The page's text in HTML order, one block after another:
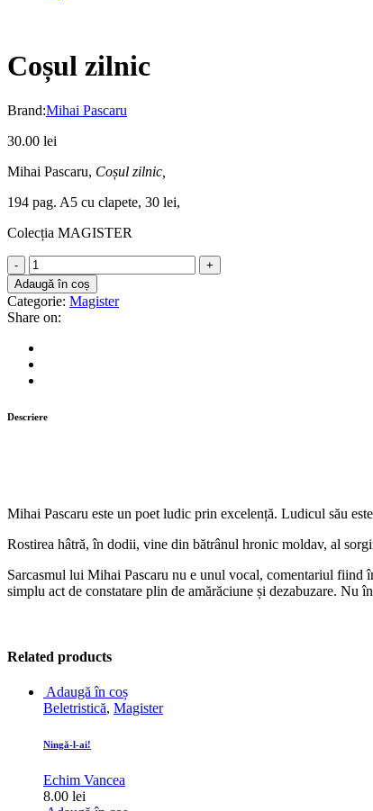
Coșul zilnic
Brand:Mihai Pascaru
30.00 lei
Mihai Pascaru, Coșul zilnic,
194 pag. A5 cu clapete, 30 lei,
Colecția MAGISTER
Coșul
zilnic
quantity
Adaugă în coș
Categorie: Magister
Share on:
Descriere
Mihai Pascaru este un poet ludic prin excelență. Ludicul său
Rostirea hâtră, în dodii, vine din bătrânul hronic moldav, al
Sarcasmul lui Mihai Pascaru nu e unul vocal, comentariul fiind
simplu act de constatare plin de amărăciune și dezabuzare. Nu
Related products
Adaugă în coș
Beletristică, Magister
Ningă-l-ai!
Echim Vancea
8.00 lei